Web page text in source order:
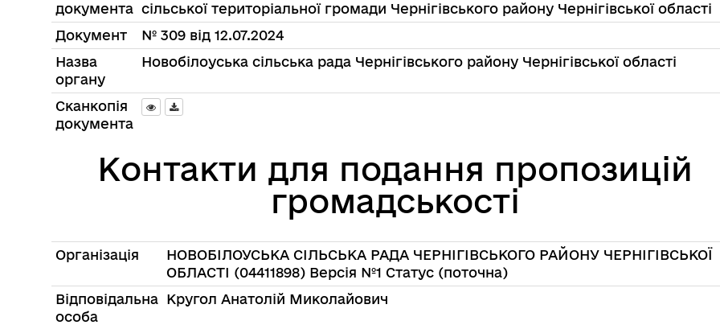
документа сiльської територiальної громади Чернiгiвського району Чернiгiвської областi
Документ
№ 309 від 12.07.2024
Назва
органу
Новобілоуська сільська рада Чернігівського району Чернігівської області
Сканкопія
документа
Контакти для подання пропозицій
громадськості
Організація
НОВОБІЛОУСЬКА СІЛЬСЬКА РАДА ЧЕРНІГІВСЬКОГО РАЙОНУ ЧЕРНІГІВСЬКОЇ
ОБЛАСТІ (04411898) Версія №1 Статус (поточна)
Відповідальна
особа
Кругол Анатолій Миколайович